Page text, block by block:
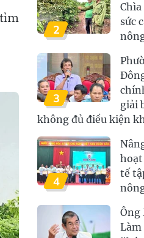
2
sức
3
giải
không đủ điều kiện
4
tế
Ông
Làm